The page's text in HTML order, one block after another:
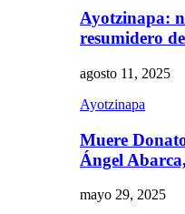
Ayotzinapa:
resumidero
agosto 11, 2025
Ayotzinapa
Muere
Ángel
mayo 29, 2025